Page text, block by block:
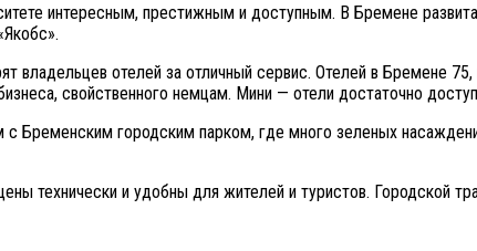
интересным, престижным и доступным. В Бремене
владельцев отелей за отличный сервис. Отелей в Бремене
свойственного немцам. Мини — отели достаточно
Бременским городским парком, где много зеленых
технически и удобны для жителей и туристов. Городской